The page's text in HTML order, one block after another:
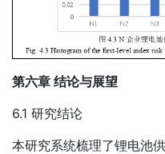
第六章 结论与展望
6.1 研究结论
本研究系统梳理了锂电池